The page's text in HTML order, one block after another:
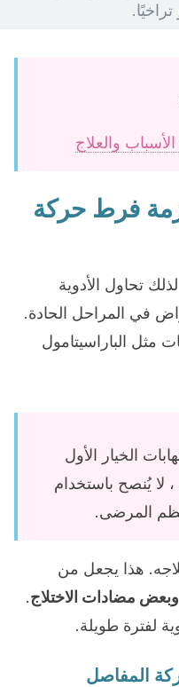
والعلاج
فرط حركة
تحاول الأدوية
في المراحل الحادة.
مثل الباراسيتامول
الخيار الأول
لا يُنصح باستخدام
المرضى.
هذا يجعل من
مضادات الاختلاج.
لفترة طويلة.
المفاصل